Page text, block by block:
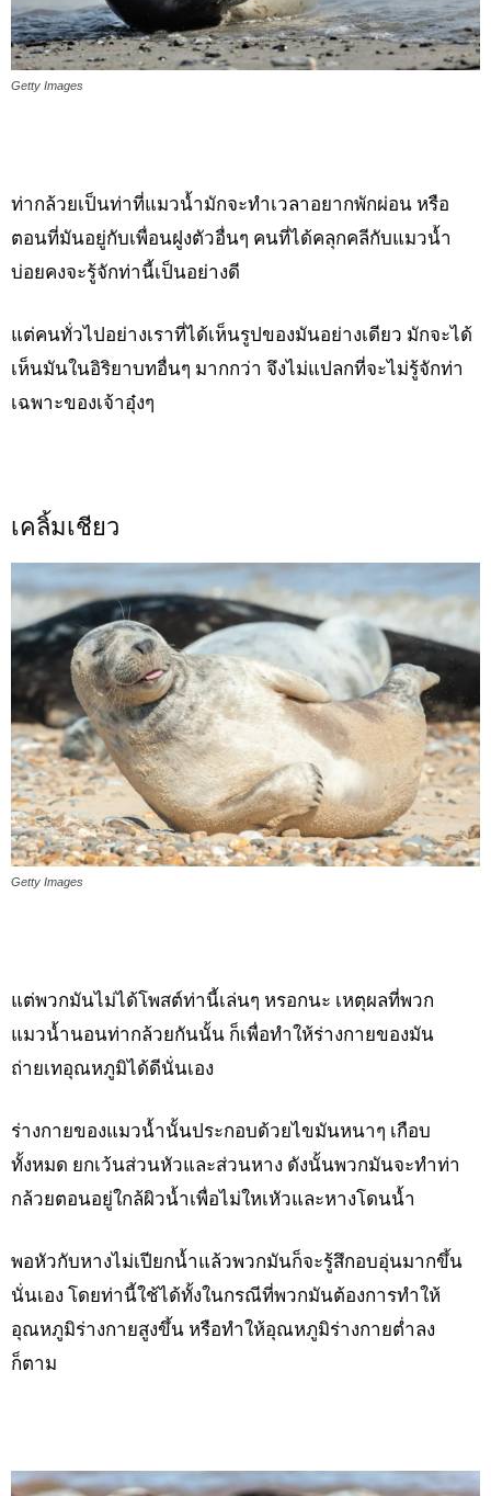
Getty Images
ท่ากล้วยเป็นท่าที่แมวน้ำมักจะทำเวลาอยากพักผ่อน หรือ
ตอนที่มันอยู่กับเพื่อนฝูงตัวอื่นๆ คนที่ได้คลุกคลีกับแมวน้ำ
บ่อยคงจะรู้จักท่านี้เป็นอย่างดี
แต่คนทั่วไปอย่างเราที่ได้เห็นรูปของมันอย่างเดียว มักจะได้
เห็นมันในอิริยาบทอื่นๆ มากกว่า จึงไม่แปลกที่จะไม่รู้จักท่า
เฉพาะของเจ้าอุ๋งๆ
เคลิ้มเชียว
Getty Images
แต่พวกมันไม่ได้โพสต์ท่านี้เล่นๆ หรอกนะ เหตุผลที่พวก
แมวน้ำนอนท่ากล้วยกันนั้น ก็เพื่อทำให้ร่างกายของมัน
ถ่ายเทอุณหภูมิได้ดีนั่นเอง
ร่างกายของแมวน้ำนั้นประกอบด้วยไขมันหนาๆ เกือบ
ทั้งหมด ยกเว้นส่วนหัวและส่วนหาง ดังนั้นพวกมันจะทำท่า
กล้วยตอนอยู่ใกล้ผิวน้ำเพื่อไม่ใหเหัวและหางโดนน้ำ
พอหัวกับหางไม่เปียกน้ำแล้วพวกมันก็จะรู้สึกอบอุ่นมากขึ้น
นั่นเอง โดยท่านี้ใช้ได้ทั้งในกรณีที่พวกมันต้องการทำให้
อุณหภูมิร่างกายสูงขึ้น หรือทำให้อุณหภูมิร่างกายต่ำลง
ก็ตาม